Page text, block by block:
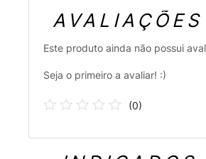
AVALIAÇÕES
Este produto ainda não possui
Seja o primeiro a avaliar! :)
(0)